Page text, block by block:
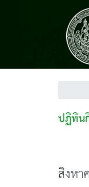
ปฏิทิน
สิงห